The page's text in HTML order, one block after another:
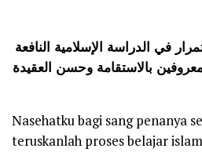
في الدراسة الإسلامية النافعة
بالاستقامة وحسن العقيدة
Nasehatku bagi sang penanya
teruskanlah proses belajar